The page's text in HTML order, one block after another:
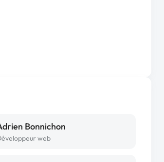
Bonnichon
web